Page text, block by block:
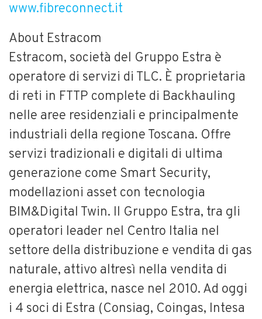
www.fibreconnect.it
About Estracom
Estracom, società del Gruppo Estra è
operatore di servizi di TLC. È proprietaria
di reti in FTTP complete di Backhauling
nelle aree residenziali e principalmente
industriali della regione Toscana. Offre
servizi tradizionali e digitali di ultima
generazione come Smart Security,
modellazioni asset con tecnologia
BIM&Digital Twin. Il Gruppo Estra, tra gli
operatori leader nel Centro Italia nel
settore della distribuzione e vendita di gas
naturale, attivo altresì nella vendita di
energia elettrica, nasce nel 2010. Ad oggi
i 4 soci di Estra (Consiag, Coingas, Intesa